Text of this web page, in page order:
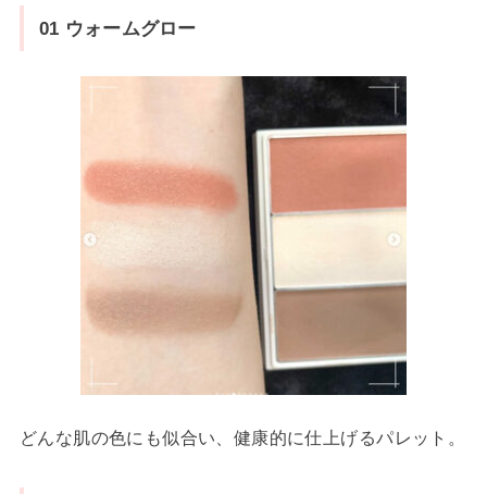
01 ウォームグロー
どんな肌の色にも似合い、健康的に仕上げるパレット。